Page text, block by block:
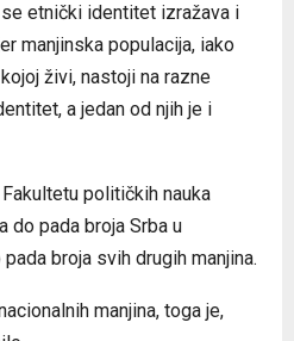
se etnički identitet izražava i
manjinska populacija, iako
živi, nastoji na razne
a jedan od njih je i
političkih nauka
do pada broja Srba u
broja svih drugih manjina.
manjina, toga je,